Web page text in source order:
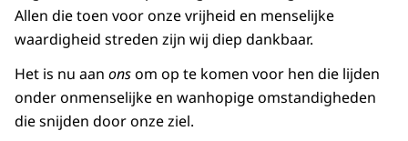
Allen die toen voor onze vrijheid en menselijke
waardigheid streden zijn wij diep dankbaar.
Het is nu aan onsom op te komen voor hen die lijden
onder onmenselijke en wanhopige omstandigheden
die snijden door onze ziel.